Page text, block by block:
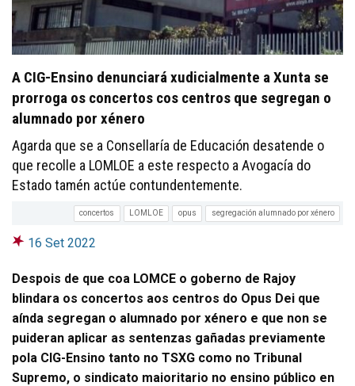
A CIG-Ensino denunciará xudicialmente a Xunta se
prorroga os concertos cos centros que segregan o
alumnado por xénero
Agarda que se a Consellaría de Educación desatende o
que recolle a LOMLOE a este respecto a Avogacía do
Estado tamén actúe contundentemente.
concertos LOMLOE opus segregación alumnado por xénero
16 Set 2022
Despois de que coa LOMCE o goberno de Rajoy
blindara os concertos aos centros do Opus Dei que
aínda segregan o alumnado por xénero e que non se
puideran aplicar as sentenzas gañadas previamente
pola CIG-Ensino tanto no TSXG como no Tribunal
Supremo, o sindicato maioritario no ensino público en